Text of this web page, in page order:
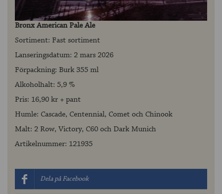
Bronx American Pale Ale
Sortiment: Fast sortiment
Lanseringsdatum: 2 mars 2026
Förpackning: Burk 355 ml
Alkoholhalt: 5,9 %
Pris: 16,90 kr + pant
Humle: Cascade, Centennial, Comet och Chinook
Malt: 2 Row, Victory, C60 och Dark Munich
Artikelnummer: 121935
Dela på Facebook